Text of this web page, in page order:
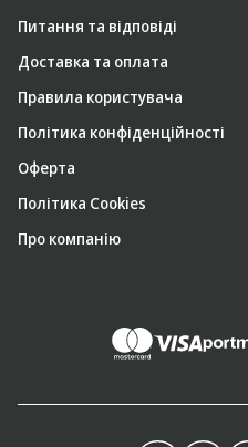
Питання та відповіді
Доставка та оплата
Правила користувача
Політика конфіденційності
Оферта
Політика Cookies
Про компанію